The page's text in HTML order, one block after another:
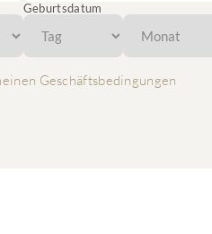
Geburtsdatum
Geschäftsbedingungen